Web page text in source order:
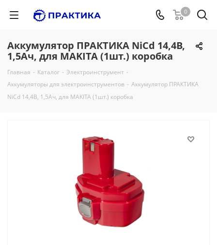
0
Аккумулятор ПРАКТИКА NiCd 14,4В,
1,5Ач, для MAKITA (1шт.) коробка
Главная - Каталог - Электроинструмент -
Аккумуляторы для электроинструментов - Аккумулятор ПРАКТИКА
NiCd 14,4В, 1,5Ач, для MAKITA (1шт.) коробка